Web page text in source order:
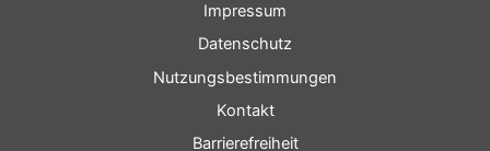
Impressum
Datenschutz
Nutzungsbestimmungen
Kontakt
Barrierefreiheit